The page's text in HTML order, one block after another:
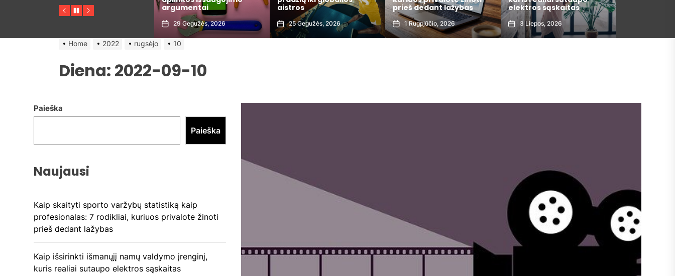
Previous
PauseNext
metais
argumentai
29 Gegužės, 2026
aistros
25 Gegužės, 2026
prieš dedant lažybas
1 Rugpjūčio, 2026
elektros sąskaitas
3 Liepos, 2026
Home 2022 rugsėjo 10
Diena: 2022-09-10
Paieška
Paieška
Naujausi
Kaip skaityti sporto varžybų statistiką kaip
profesionalas: 7 rodikliai, kuriuos privalote žinoti
prieš dedant lažybas
Kaip išsirinkti išmanųjį namų valdymo įrenginį,
kuris realiai sutaupo elektros sąskaitas